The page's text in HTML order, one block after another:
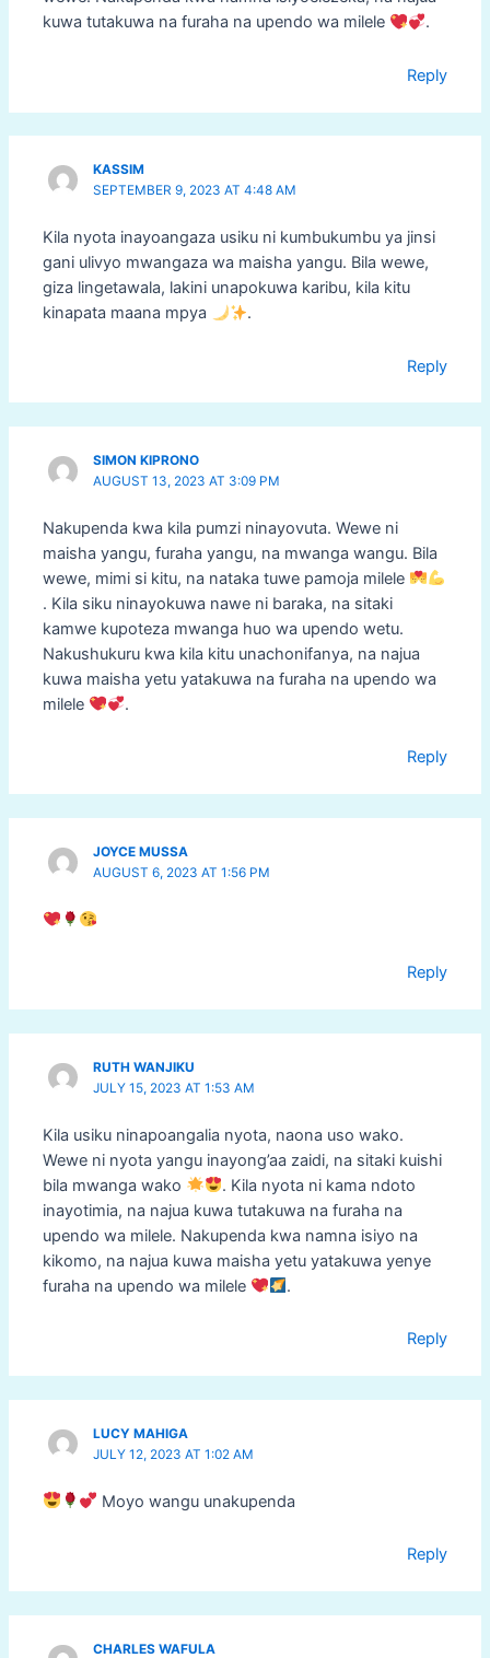
kuwa tutakuwa na furaha na upendo wa milele
.
Reply
KASSIM
SEPTEMBER 9, 2023 AT 4:48 AM
Kila nyota inayoangaza usiku ni kumbukumbu ya jinsi
gani ulivyo mwangaza wa maisha yangu. Bila wewe,
giza lingetawala, lakini unapokuwa karibu, kila kitu
kinapata maana mpya
.
Reply
SIMON KIPRONO
AUGUST 13, 2023 AT 3:09 PM
Nakupenda kwa kila pumzi ninayovuta. Wewe ni
maisha yangu, furaha yangu, na mwanga wangu. Bila
wewe, mimi si kitu, na nataka tuwe pamoja milele
. Kila siku ninayokuwa nawe ni baraka, na sitaki
kamwe kupoteza mwanga huo wa upendo wetu.
Nakushukuru kwa kila kitu unachonifanya, na najua
kuwa maisha yetu yatakuwa na furaha na upendo wa
milele
.
Reply
JOYCE MUSSA
AUGUST 6, 2023 AT 1:56 PM
Reply
RUTH WANJIKU
JULY 15, 2023 AT 1:53 AM
Kila usiku ninapoangalia nyota, naona uso wako.
Wewe ni nyota yangu inayong’aa zaidi, na sitaki kuishi
bila mwanga wako
. Kila nyota ni kama ndoto
inayotimia, na najua kuwa tutakuwa na furaha na
upendo wa milele. Nakupenda kwa namna isiyo na
kikomo, na najua kuwa maisha yetu yatakuwa yenye
furaha na upendo wa milele
.
Reply
LUCY MAHIGA
JULY 12, 2023 AT 1:02 AM
Moyo wangu unakupenda
Reply
CHARLES WAFULA